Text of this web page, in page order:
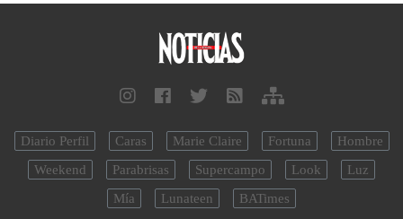
Diario Perfil Caras Marie Claire Fortuna
Hombre
Weekend
Parabrisas Supercampo Look
Luz
Mía
Lunateen BATimes